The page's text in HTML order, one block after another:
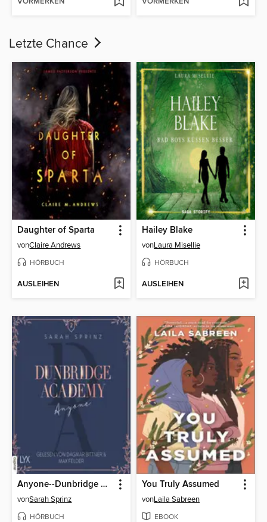
Letzte Chance
Daughter of Sparta
vonClaire Andrews
HÖRBUCH
AUSLEIHEN
Hailey Blake
vonLaura Misellie
HÖRBUCH
AUSLEIHEN
Anyone--Dunbridge Academy, Teil 2
vonSarah Sprinz
HÖRBUCH
You Truly Assumed
vonLaila Sabreen
EBOOK